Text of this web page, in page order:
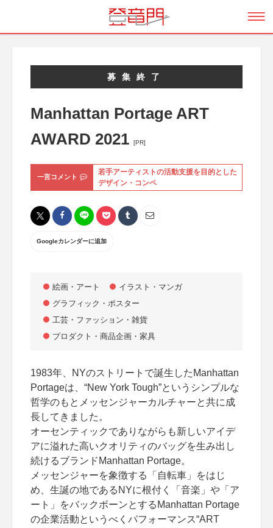
募集終了
Manhattan Portage ART
AWARD 2021
[PR]
一言コメント
若手アーティストの活動支援を目的とした
デザイン・コンペ
Googleカレンダーに追加
絵画・アート
イラスト・マンガ
グラフィック・ポスター
工芸・ファッション・雑貨
プロダクト・商品企画・家具
1983年、NYのストリートで誕生したManhattan
Portageは、“New York Tough”というシンプルな
哲学のもとメッセンジャーカルチャーと共に成
長してきました。
オーセンティックでありながらも新しいアイデ
アに溢れた高いクオリティのバッグを生み出し
続けるブランドManhattan Portage。
メッセンジャーを象徴する「自転車」をはじ
め、生誕の地であるNYに根付く「音楽」や「ア
ート」をバックボーンとするManhattan Portage
の企業活動というべくパフォーマンス“ART